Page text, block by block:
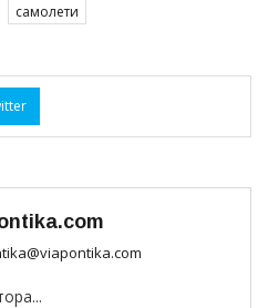
самолети